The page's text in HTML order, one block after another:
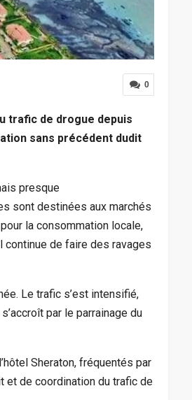
0
trafic de drogue depuis
sans précédent dudit
presque
sont destinées aux marchés
la consommation locale,
continue de faire des ravages
Le trafic s’est intensifié,
par le parrainage du
Sheraton, fréquentés par
et de coordination du trafic de